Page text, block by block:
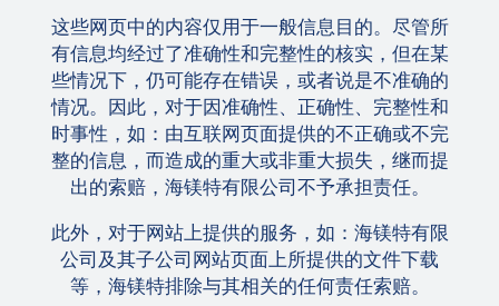
这些网页中的内容仅用于一般信息目的。尽管所
有信息均经过了准确性和完整性的核实，但在某
些情况下，仍可能存在错误，或者说是不准确的
情况。因此，对于因准确性、正确性、完整性和
时事性，如：由互联网页面提供的不正确或不完
整的信息，而造成的重大或非重大损失，继而提
出的索赔，海镁特有限公司不予承担责任。
此外，对于网站上提供的服务，如：海镁特有限
公司及其子公司网站页面上所提供的文件下载
等，海镁特排除与其相关的任何责任索赔。